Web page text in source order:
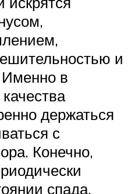
и
Именно в
держаться
с
Конечно,
спада,